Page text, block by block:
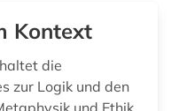
Kontext
die
zur Logik und den